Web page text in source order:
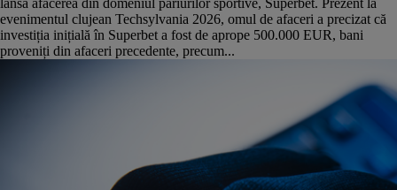
evenimentul clujean Techsylvania 2026, omul de afaceri a precizat că
investiția inițială în Superbet a fost de aprope 500.000 EUR, bani
proveniți din afaceri precedente, precum...